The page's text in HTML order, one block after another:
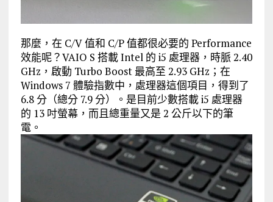
那麼，在 C/V 值和 C/P 值都很必要的 Performance
效能呢？VAIO S 搭載 Intel 的 i5 處理器，時脈 2.40
GHz，啟動 Turbo Boost 最高至 2.93 GHz；在
Windows 7 體驗指數中，處理器這個項目，得到了
6.8 分（總分 7.9 分）。是目前少數搭載 i5 處理器
的 13 吋螢幕，而且總重量又是 2 公斤以下的筆
電。